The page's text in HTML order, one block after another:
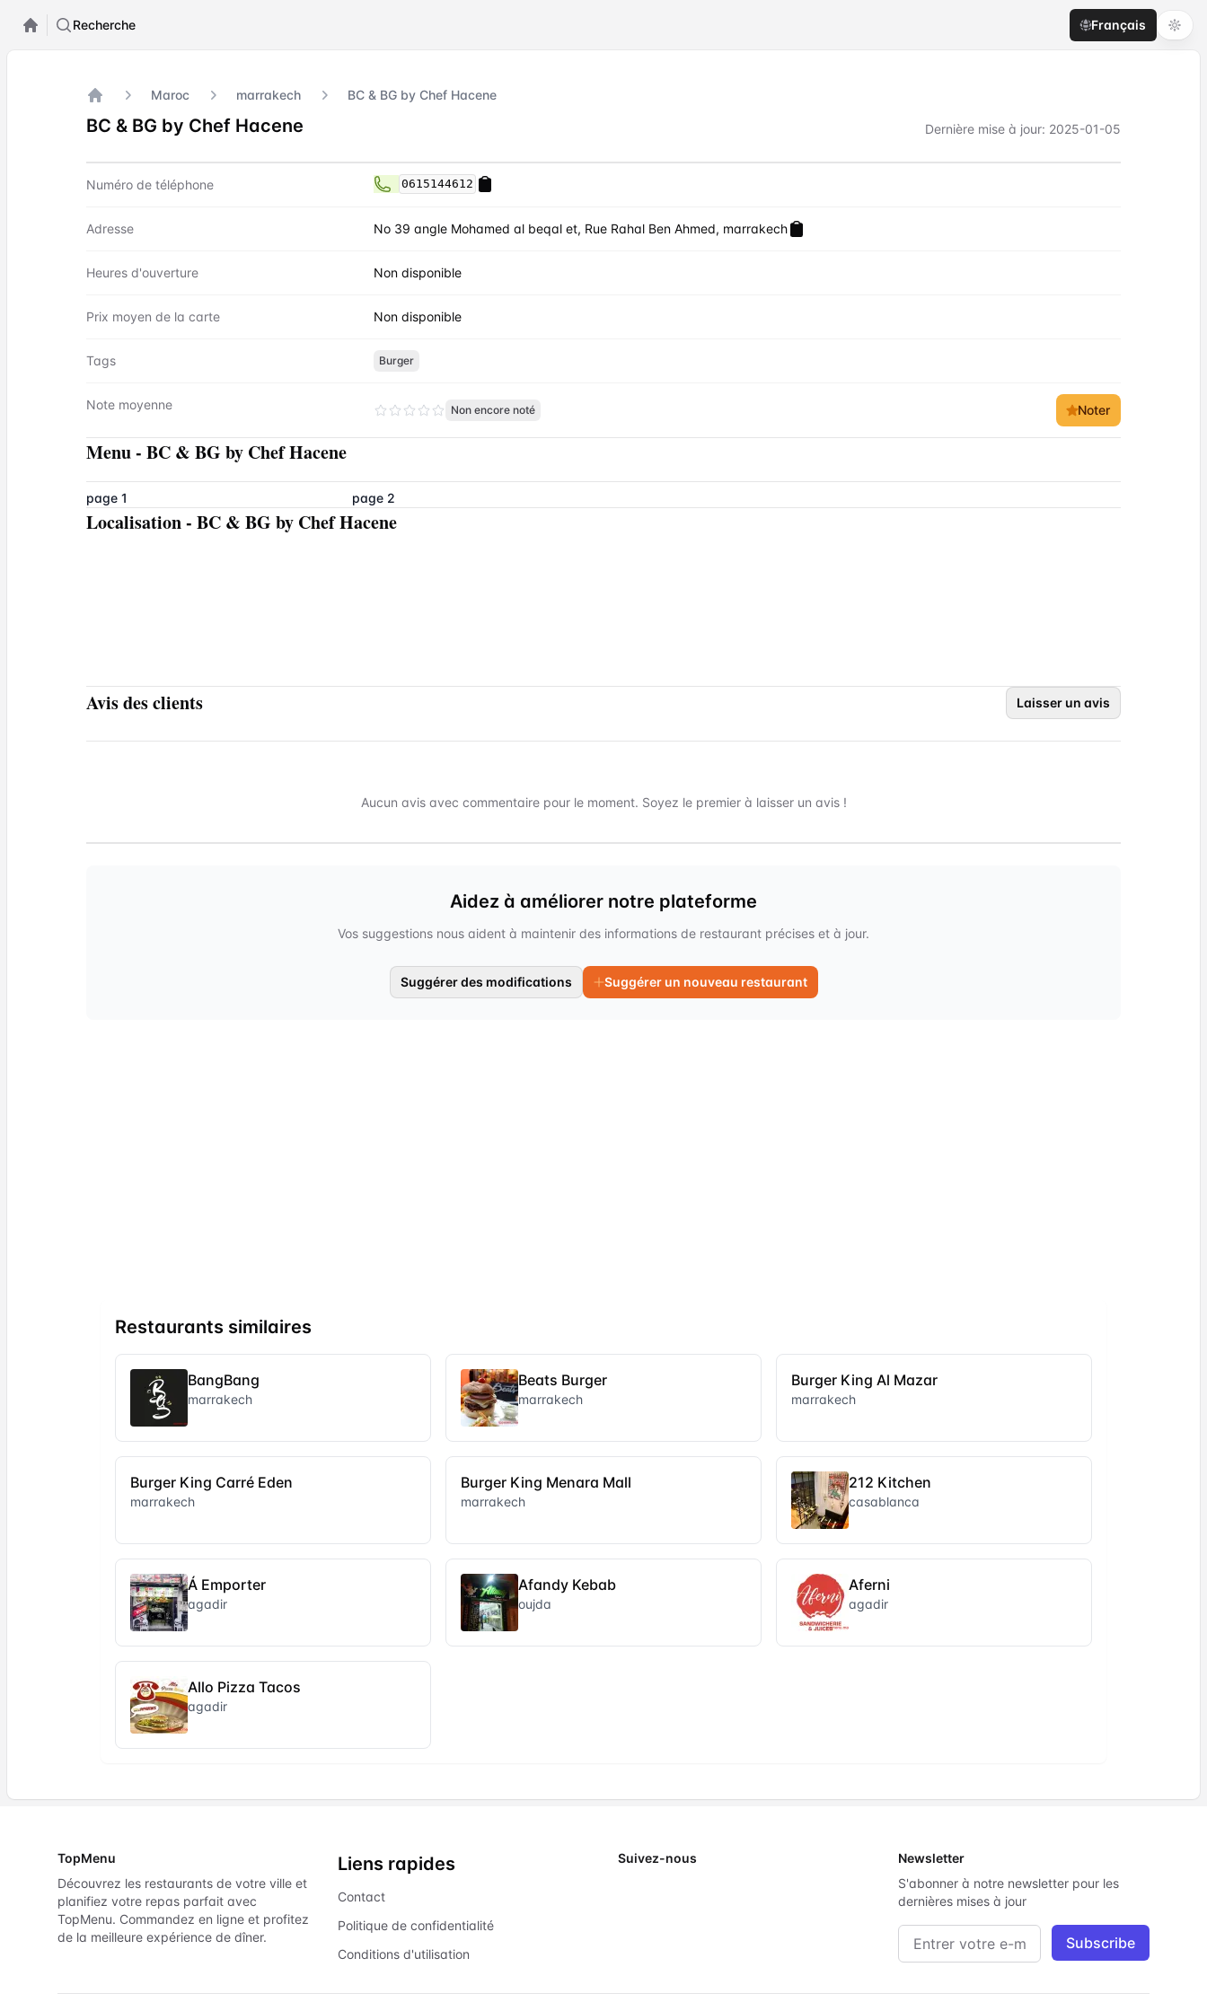
Recherche Français
Accueil
Maroc marrakech BC & BG by Chef Hacene
BC & BG by Chef Hacene Dernière mise à jour: 2025-01-05
Contact BC & BG by Chef Hacene
Numéro de téléphone 0615144612
Adresse No 39 angle Mohamed al beqal et, Rue Rahal Ben Ahmed, marrakech
Heures d'ouverture Non disponible
Prix moyen de la carte Non disponible
Tags Burger
Note moyenne Non encore noté Noter
Menu- BC & BG by Chef Hacene
page 1 page 2
Localisation- BC & BG by Chef Hacene
Avis des clients Laisser un avis
Aucun avis avec commentaire pour le moment. Soyez le premier à laisser un avis !
Aidez à améliorer notre plateforme
Vos suggestions nous aident à maintenir des informations de restaurant précises et à jour.
Suggérer des modifications Suggérer un nouveau restaurant
Restaurants similaires
BangBang
marrakech
Beats Burger
marrakech
Burger King Al Mazar
marrakech
Burger King Carré Eden
marrakech
Burger King Menara Mall
marrakech
212 Kitchen
casablanca
Á Emporter
agadir
Afandy Kebab
oujda
Aferni
agadir
Allo Pizza Tacos
agadir
TopMenu
Découvrez les restaurants de votre ville et
planifiez votre repas parfait avec
TopMenu. Commandez en ligne et profitez
de la meilleure expérience de dîner.
Liens rapides
Contact
Politique de confidentialité
Conditions d'utilisation
Suivez-nous
Newsletter
S'abonner à notre newsletter pour les
dernières mises à jour
Adresse e-mail Subscribe